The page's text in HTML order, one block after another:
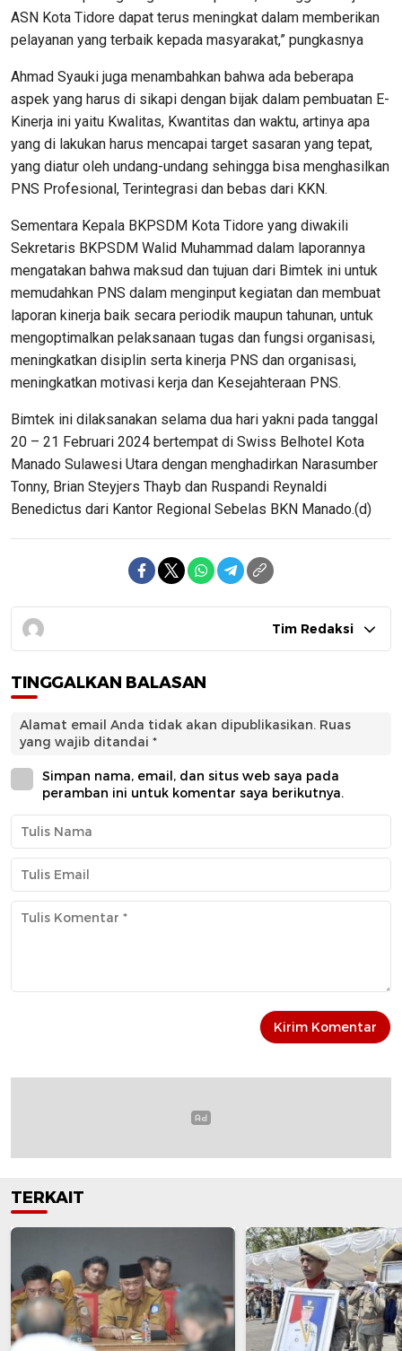
ASN Kota Tidore dapat terus meningkat dalam memberikan
pelayanan yang terbaik kepada masyarakat,” pungkasnya
Ahmad Syauki juga menambahkan bahwa ada beberapa
aspek yang harus di sikapi dengan bijak dalam pembuatan E-
Kinerja ini yaitu Kwalitas, Kwantitas dan waktu, artinya apa
yang di lakukan harus mencapai target sasaran yang tepat,
yang diatur oleh undang-undang sehingga bisa menghasilkan
PNS Profesional, Terintegrasi dan bebas dari KKN.
Sementara Kepala BKPSDM Kota Tidore yang diwakili
Sekretaris BKPSDM Walid Muhammad dalam laporannya
mengatakan bahwa maksud dan tujuan dari Bimtek ini untuk
memudahkan PNS dalam menginput kegiatan dan membuat
laporan kinerja baik secara periodik maupun tahunan, untuk
mengoptimalkan pelaksanaan tugas dan fungsi organisasi,
meningkatkan disiplin serta kinerja PNS dan organisasi,
meningkatkan motivasi kerja dan Kesejahteraan PNS.
Bimtek ini dilaksanakan selama dua hari yakni pada tanggal
20 – 21 Februari 2024 bertempat di Swiss Belhotel Kota
Manado Sulawesi Utara dengan menghadirkan Narasumber
Tonny, Brian Steyjers Thayb dan Ruspandi Reynaldi
Benedictus dari Kantor Regional Sebelas BKN Manado.(d)
Tim Redaksi
TINGGALKAN BALASAN
Alamat email Anda tidak akan dipublikasikan. Ruas
yang wajib ditandai *
Simpan nama, email, dan situs web saya pada
peramban ini untuk komentar saya berikutnya.
TERKAIT